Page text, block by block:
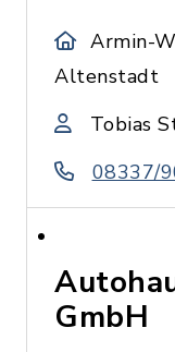
Armin-
Altenstadt
Tobias
08337/
GmbH